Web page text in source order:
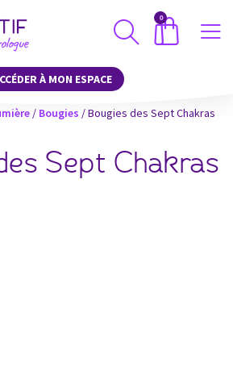
0
À MON ESPACE
/ Bougies / Bougies des Sept Chakras
Sept Chakras